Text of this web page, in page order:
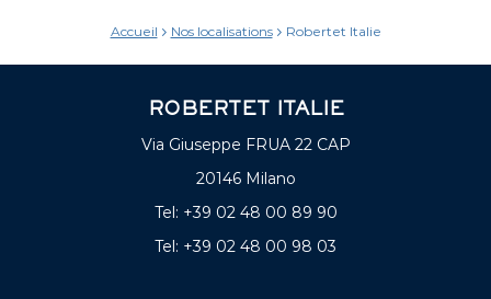
Accueil Nos localisations Robertet Italie
ROBERTET ITALIE
Via Giuseppe FRUA 22 CAP
20146 Milano
Tel: +39 02 48 00 89 90
Tel: +39 02 48 00 98 03